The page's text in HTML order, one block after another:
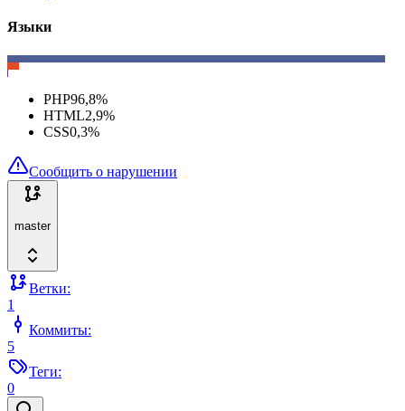
Языки
PHP96,8%
HTML2,9%
CSS0,3%
Сообщить о нарушении
master
Ветки:
1
Коммиты:
5
Теги:
0